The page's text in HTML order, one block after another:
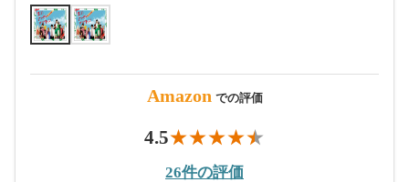
Amazon での評価
4.5
26件の評価